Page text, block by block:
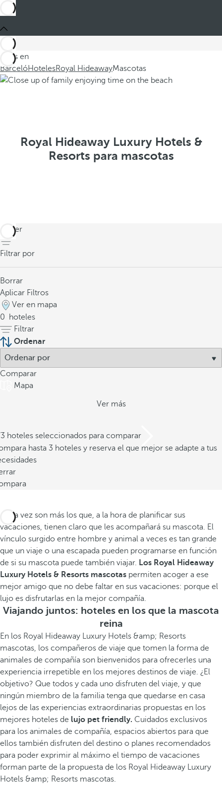
Estás en
BarcelóHotelesRoyal HideawayMascotas
Royal Hideaway Luxury Hotels &
Resorts para mascotas
volver
Filtrar por
Borrar
Aplicar Filtros
Ver en mapa
0
hoteles
Filtrar
Ordenar
Comparar
Mapa
Ver más
hoteles seleccionados para comparar
hasta 3 hoteles y reserva el que mejor se adapte a tus
Cada vez son más los que, a la hora de planificar sus
vacaciones, tienen claro que les acompañará su mascota. El
vínculo surgido entre hombre y animal a veces es tan grande
que un viaje o una escapada pueden programarse en función
de si su mascota puede también viajar. Los Royal Hideaway
Luxury Hotels & Resorts mascotas permiten acoger a ese
mejor amigo que no debe faltar en sus vacaciones: porque el
lujo es disfrutarlas en la mejor compañía.
Viajando juntos: hoteles en los que la mascota
reina
En los Royal Hideaway Luxury Hotels &amp; Resorts
mascotas, los compañeros de viaje que tomen la forma de
animales de compañía son bienvenidos para ofrecerles una
experiencia irrepetible en los mejores destinos de viaje. ¿El
objetivo? Que todos y cada uno disfruten del viaje, y que
ningún miembro de la familia tenga que quedarse en casa
lejos de las experiencias extraordinarias propuestas en los
mejores hoteles de lujo pet friendly. Cuidados exclusivos
para los animales de compañía, espacios abiertos para que
ellos también disfruten del destino o planes recomendados
para poder exprimir al máximo el tiempo de vacaciones
forman parte de la propuesta de los Royal Hideaway Luxury
Hotels &amp; Resorts mascotas.